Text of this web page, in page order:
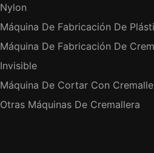
Nylon
Máquina De Fabricación De
Máquina De Fabricación De
Invisible
Máquina De Cortar Con
Otras Máquinas De Cremallera